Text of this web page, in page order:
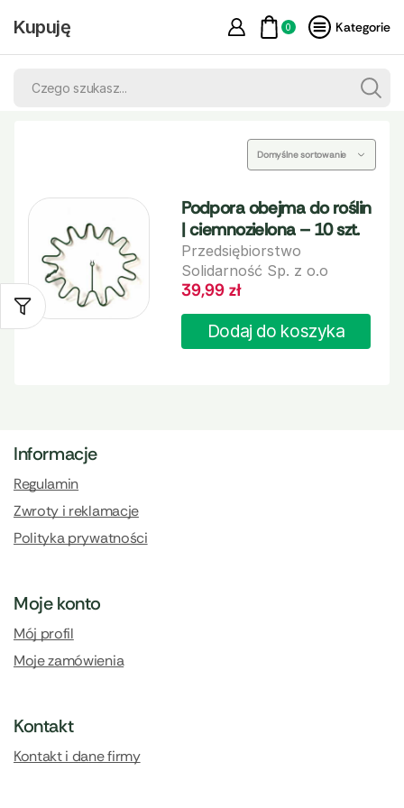
Kupuję 0 Kategorie
Podpora obejma do roślin
| ciemnozielona – 10 szt.
Przedsiębiorstwo
Solidarność Sp. z o.o
39,99zł
Dodaj do koszyka
Informacje
Regulamin
Zwroty i reklamacje
Polityka prywatności
Moje konto
Mój profil
Moje zamówienia
Kontakt
Kontakt i dane firmy